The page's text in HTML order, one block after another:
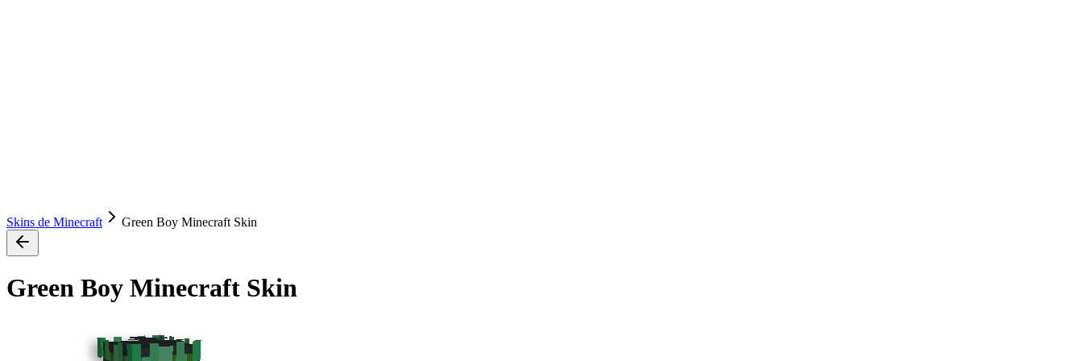
Skins de Minecraft Green Boy Minecraft Skin
Green Boy Minecraft Skin